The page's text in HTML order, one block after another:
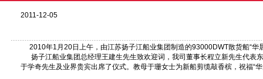
2011-12-05
2010年1月20日上午，由江苏扬子江船业集团制造的93000DWT散货船“华
扬子江船业集团总经理王建生先生致欢迎词，我司董事长程立新先生代表
于学奇先生及业界贵宾出席了仪式。教母于珊女士为新船剪缆敲香槟，祝福“